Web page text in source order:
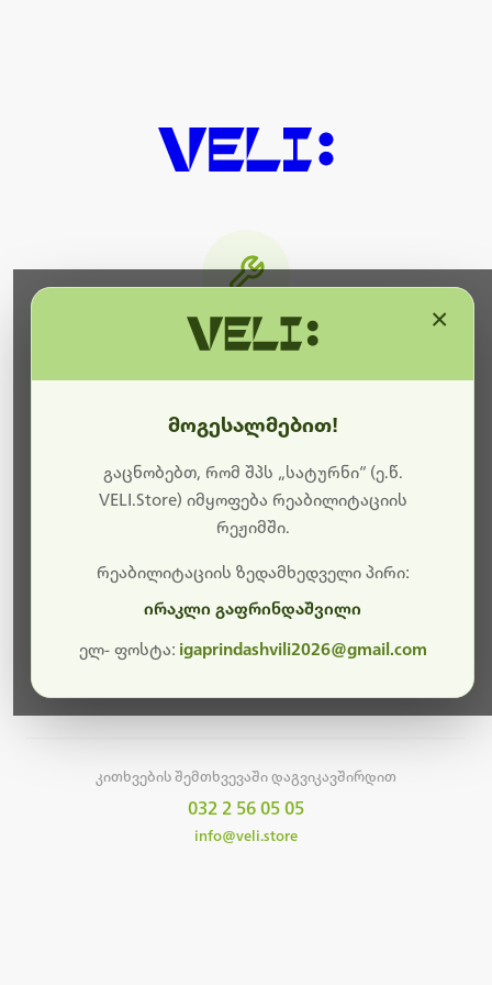
ბოდიშს გიხდით შეფერხებისთვის. ამჟამად
მიმდინარეობს საიტის განახლება და ტექნიკური
სამუშაოები.
მალე ისევ ხელმისაწვდომი იქნება. გმადლობთ
კითხვების შემთხვევაში დაგვიკავშირდით
032 2 56 05 05
info@veli.store
მოგესალმებით!
გაცნობებთ, რომ შპს „სატურნი“ (ე.წ.
VELI.Store) იმყოფება რეაბილიტაციის
რეჟიმში.
რეაბილიტაციის ზედამხედველი პირი:
ირაკლი გაფრინდაშვილი
ელ- ფოსტა: igaprindashvili2026@gmail.com
×